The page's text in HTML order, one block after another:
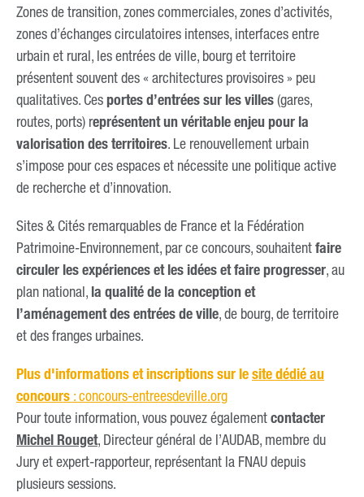
Zones de transition, zones commerciales, zones d’activités,
zones d’échanges circulatoires intenses, interfaces entre
urbain et rural, les entrées de ville, bourg et territoire
présentent souvent des « architectures provisoires » peu
qualitatives. Cesportes d’entrées sur les villes(gares,
routes, ports) représentent un véritable enjeu pour la
valorisation des territoires. Le renouvellement urbain
s’impose pour ces espaces et nécessite une politique active
de recherche et d’innovation.
Sites & Cités remarquables de France et la Fédération
Patrimoine-Environnement, par ce concours, souhaitentfaire
circuler les expériences et les idées et faire progresser, au
plan national, la qualité de la conception et
l’aménagement des entrées de ville, de bourg, de territoire
et des franges urbaines.
Plus d'informations et inscriptions sur lesite dédié au
concours : concours-entreesdeville.org
Pour toute information, vous pouvez égalementcontacter
Michel Rouget, Directeur général de l’AUDAB, membre du
Jury et expert-rapporteur, représentant la FNAU depuis
plusieurs sessions.